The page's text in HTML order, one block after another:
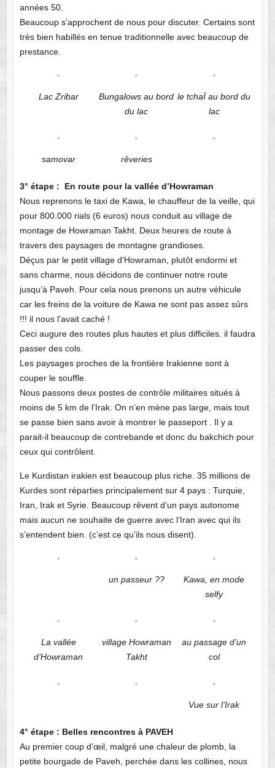
années 50.
Beaucoup s’approchent de nous pour discuter. Certains sont
très bien habillés en tenue traditionnelle avec beaucoup de
prestance.
Lac Zribar
Bungalows au bord
du lac
le tchaÏ au bord du
lac
samovar rêveries
3° étape : En route pour la vallée d’Howraman
Nous reprenons le taxi de Kawa, le chauffeur de la veille, qui
pour 800.000 rials (6 euros) nous conduit au village de
montage de Howraman Takht. Deux heures de route à
travers des paysages de montagne grandioses.
Déçus par le petit village d’Howraman, plutôt endormi et
sans charme, nous décidons de continuer notre route
jusqu’à Paveh. Pour cela nous prenons un autre véhicule
car les freins de la voiture de Kawa ne sont pas assez sûrs
!!! il nous l’avait caché !
Ceci augure des routes plus hautes et plus difficiles. il faudra
passer des cols.
Les paysages proches de la frontière Irakienne sont à
couper le souffle.
Nous passons deux postes de contrôle militaires situés à
moins de 5 km de l’Irak. On n’en mène pas large, mais tout
se passe bien sans avoir à montrer le passeport . Il y a
parait-il beaucoup de contrebande et donc du bakchich pour
ceux qui contrôlent.
Le Kurdistan irakien est beaucoup plus riche. 35 millions de
Kurdes sont réparties principalement sur 4 pays : Turquie,
Iran, Irak et Syrie. Beaucoup rêvent d’un pays autonome
mais aucun ne souhaite de guerre avec l’Iran avec qui ils
s’entendent bien. (c’est ce qu’ils nous disent).
un passeur ??
Kawa, en mode
selfy
La vallée
d’Howraman
village Howraman
Takht
au passage d’un
col
Vue sur l’Irak
4° étape : Belles rencontres à PAVEH
Au premier coup d’œil, malgré une chaleur de plomb, la
petite bourgade de Paveh, perchée dans les collines, nous